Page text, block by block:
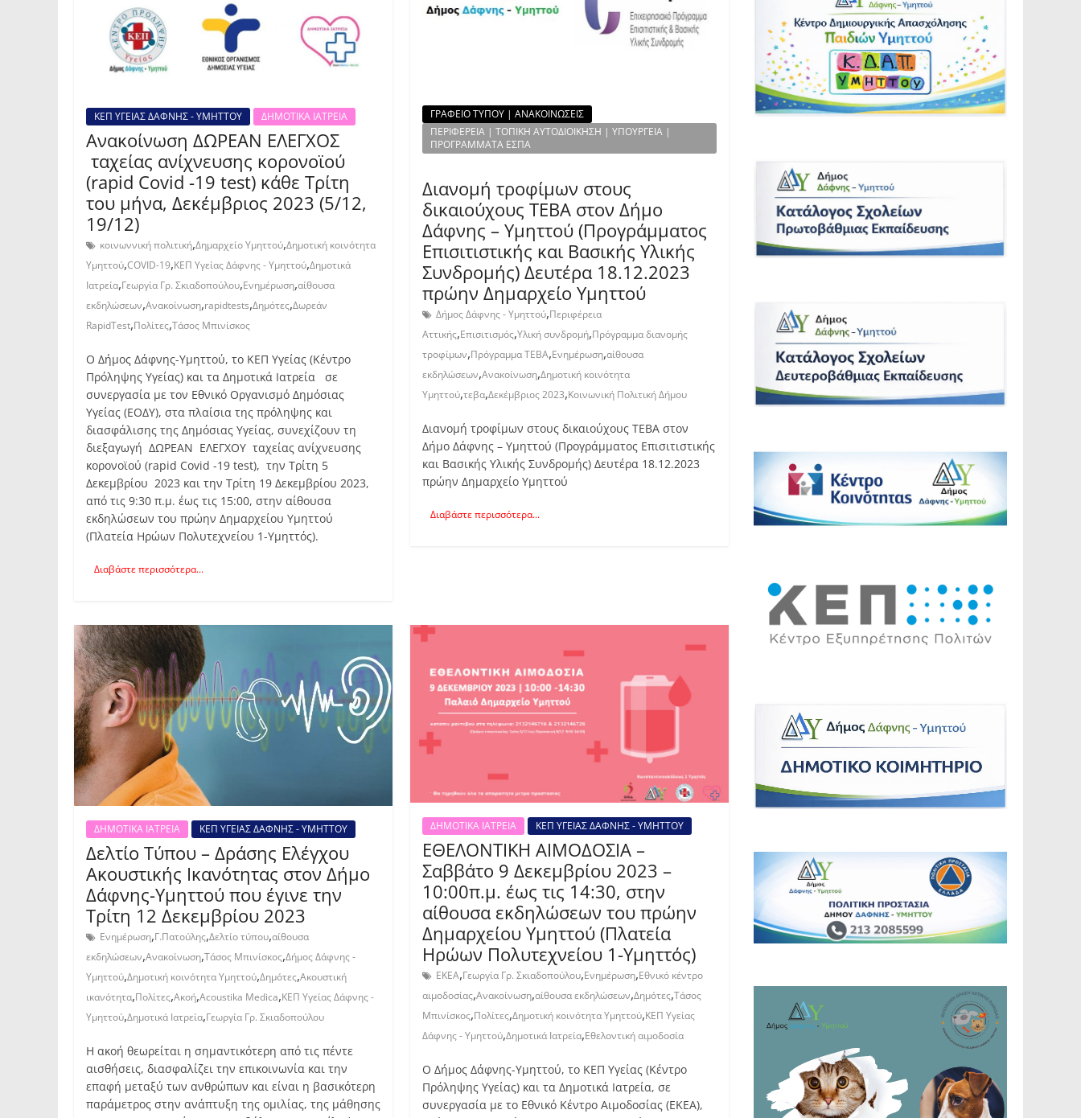
ΚΕΠ ΥΓΕΙΑΣ ΔΑΦΝΗΣ - ΥΜΗΤΤΟΥ ΔΗΜΟΤΙΚΑ ΙΑΤΡΕΙΑ
Ανακοίνωση ΔΩΡΕΑΝ ΕΛΕΓΧΟΣ
ταχείας ανίχνευσης κορονοϊού
(rapid Covid -19 test) κάθε Τρίτη
του μήνα, Δεκέμβριος 2023 (5/12,
19/12)
κοινωννική πολιτική,Δημαρχείο Υμηττού,Δημοτική κοινότητα
Υμηττού,COVID-19,ΚΕΠ Υγείας Δάφνης - Υμηττού,Δημοτικά
Ιατρεία,Γεωργία Γρ. Σκιαδοπούλου,Ενημέρωση,αίθουσα
εκδηλώσεων,Ανακοίνωση,rapidtests,Δημότες,Δωρεάν
RapidTest,Πολίτες,Τάσος Μπινίσκος
O Δήμος Δάφνης-Υμηττού, το ΚΕΠ Υγείας (Κέντρο
Πρόληψης Υγείας) και τα Δημοτικά Ιατρεία σε
συνεργασία με τον Εθνικό Οργανισμό Δημόσιας
Υγείας (ΕΟΔΥ), στα πλαίσια της πρόληψης και
διασφάλισης της Δημόσιας Υγείας, συνεχίζουν τη
διεξαγωγή ΔΩΡΕΑΝ ΕΛΕΓΧΟΥ ταχείας ανίχνευσης
κορονοϊού (rapid Covid -19 test), την Τρίτη 5
Δεκεμβρίου 2023 και την Τρίτη 19 Δεκεμβρίου 2023,
από τις 9:30 π.μ. έως τις 15:00, στην αίθουσα
εκδηλώσεων του πρώην Δημαρχείου Υμηττού
(Πλατεία Ηρώων Πολυτεχνείου 1-Υμηττός).
Διαβάστε περισσότερα...
ΓΡΑΦΕΙΟ ΤΥΠΟΥ | ΑΝΑΚΟΙΝΩΣΕΙΣ
ΠΕΡΙΦΕΡΕΙΑ | ΤΟΠΙΚΗ ΑΥΤΟΔΙΟΙΚΗΣΗ | ΥΠΟΥΡΓΕΙΑ |
ΠΡΟΓΡΑΜΜΑΤΑ ΕΣΠΑ
Διανομή τροφίμων στους
δικαιούχους ΤΕΒΑ στον Δήμο
Δάφνης – Υμηττού (Προγράμματος
Επισιτιστικής και Βασικής Υλικής
Συνδρομής) Δευτέρα 18.12.2023
πρώην Δημαρχείο Υμηττού
Δήμος Δάφνης - Υμηττού,Περιφέρεια
Αττικής,Επισιτισμός,Υλική συνδρομή,Πρόγραμμα διανομής
τροφίμων,Πρόγραμμα ΤΕΒΑ,Ενημέρωση,αίθουσα
εκδηλώσεων,Ανακοίνωση,Δημοτική κοινότητα
Υμηττού,τεβα,Δεκέμβριος 2023,Κοινωνική Πολιτική Δήμου
Διανομή τροφίμων στους δικαιούχους ΤΕΒΑ στον
Δήμο Δάφνης – Υμηττού (Προγράμματος Επισιτιστικής
και Βασικής Υλικής Συνδρομής) Δευτέρα 18.12.2023
πρώην Δημαρχείο Υμηττού
Διαβάστε περισσότερα...
ΔΗΜΟΤΙΚΑ ΙΑΤΡΕΙΑ ΚΕΠ ΥΓΕΙΑΣ ΔΑΦΝΗΣ - ΥΜΗΤΤΟΥ
Δελτίο Τύπου – Δράσης Ελέγχου
Ακουστικής Ικανότητας στον Δήμο
Δάφνης-Υμηττού που έγινε την
Τρίτη 12 Δεκεμβρίου 2023
Ενημέρωση,Γ.Πατούλης,Δελτίο τύπου,αίθουσα
εκδηλώσεων,Ανακοίνωση,Τάσος Μπινίσκος,Δήμος Δάφνης -
Υμηττού,Δημοτική κοινότητα Υμηττού,Δημότες,Ακουστική
ικανότητα,Πολίτες,Ακοή,Acoustika Medica,ΚΕΠ Υγείας Δάφνης -
Υμηττού,Δημοτικά Ιατρεία,Γεωργία Γρ. Σκιαδοπούλου
Η ακοή θεωρείται η σημαντικότερη από τις πέντε
αισθήσεις, διασφαλίζει την επικοινωνία και την
επαφή μεταξύ των ανθρώπων και είναι η βασικότερη
παράμετρος στην ανάπτυξη της ομιλίας, της μάθησης
ΔΗΜΟΤΙΚΑ ΙΑΤΡΕΙΑ ΚΕΠ ΥΓΕΙΑΣ ΔΑΦΝΗΣ - ΥΜΗΤΤΟΥ
ΕΘΕΛΟΝΤΙΚΗ ΑΙΜΟΔΟΣΙΑ –
Σαββάτο 9 Δεκεμβρίου 2023 –
10:00π.μ. έως τις 14:30, στην
αίθουσα εκδηλώσεων του πρώην
Δημαρχείου Υμηττού (Πλατεία
Ηρώων Πολυτεχνείου 1-Υμηττός)
ΕΚΕΑ,Γεωργία Γρ. Σκιαδοπούλου,Ενημέρωση,Εθνικό κέντρο
αιμοδοσίας,Ανακοίνωση,αίθουσα εκδηλώσεων,Δημότες,Τάσος
Μπινίσκος,Πολίτες,Δημοτική κοινότητα Υμηττού,ΚΕΠ Υγείας
Δάφνης - Υμηττού,Δημοτικά Ιατρεία,Εθελοντική αιμοδοσία
Ο Δήμος Δάφνης-Υμηττού, το ΚΕΠ Υγείας (Κέντρο
Πρόληψης Υγείας) και τα Δημοτικά Ιατρεία, σε
συνεργασία με το Εθνικό Κέντρο Αιμοδοσίας (ΕΚΕΑ),